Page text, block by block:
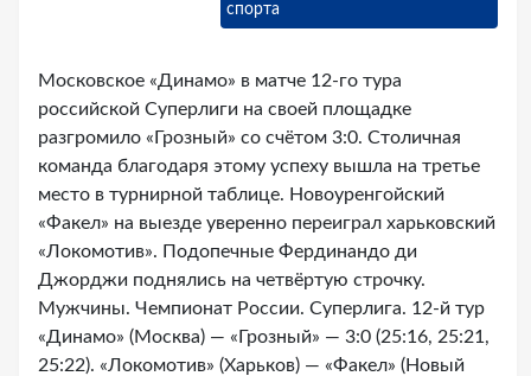
спорта
Московское «Динамо» в матче 12-го тура
российской Суперлиги на своей площадке
разгромило «Грозный» со счётом 3:0. Столичная
команда благодаря этому успеху вышла на третье
место в турнирной таблице. Новоуренгойский
«Факел» на выезде уверенно переиграл харьковский
«Локомотив». Подопечные Фердинандо ди
Джорджи поднялись на четвёртую строчку.
Мужчины. Чемпионат России. Суперлига. 12-й тур
«Динамо» (Москва) — «Грозный» — 3:0 (25:16, 25:21,
25:22). «Локомотив» (Харьков) — «Факел» (Новый